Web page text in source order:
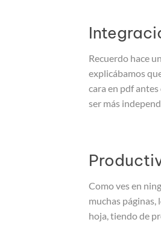
Recuerdo hace
explicábamos
cara en pdf
ser más
Como ves en
muchas
hoja, tiendo de